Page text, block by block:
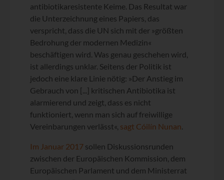
antibiotikaresistente Keime. Das Resultat war
die Unterzeichnung eines Papiers, das
verspricht, dass die UN sich mit der »größten
Bedrohung der modernen Medizin«
beschäftigen wird. Was genau geschehen wird,
ist allerdings unklar. Seitens der Politik ist
jedoch eine klare Linie nötig: »Der Anstieg im
Gebrauch von [...] kritischen Antibiotika ist
alarmierend und zeigt, dass es nicht
funktioniert, wenn man sich auf freiwillige
Vereinbarungen verlässt«, sagt Cóilín Nunan.
Im Januar 2017 sollen Diskussionsrunden
zwischen der Europäischen Kommission, dem
Europäischen Parlament und dem Ministerrat